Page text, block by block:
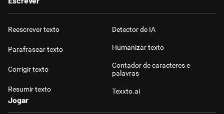
Reescrever texto
Parafrasear texto
Corrigir texto
Resumir texto
Detector de IA
Humanizar texto
Contador de caracteres e
palavras
Texxto.ai
Jogar